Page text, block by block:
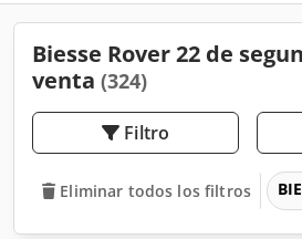
Biesse Rover 22 de
venta (324)
Filtro
Eliminar todos los filtros